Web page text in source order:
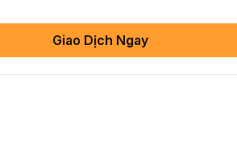
Giao Dịch Ngay